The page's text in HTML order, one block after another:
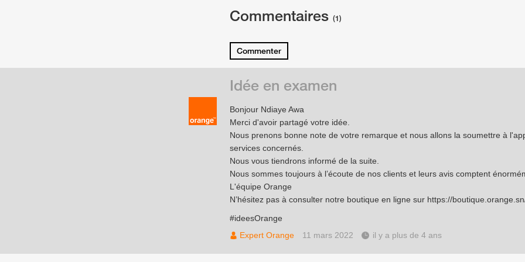
Commentaires (1)
Commenter
Bonjour Ndiaye Awa
Merci d'avoir partagé votre idée.
Nous prenons bonne note de votre remarque et nous allons la soumettre à
services concernés.
Nous vous tiendrons informé de la suite.
Nous sommes toujours à l’écoute de nos clients et leurs avis comptent
L'équipe Orange
N’hésitez pas à consulter notre boutique en ligne sur https://
#ideesOrange
Expert Orange
11 mars 2022 il y a plus de 4 ans
Idée en examen